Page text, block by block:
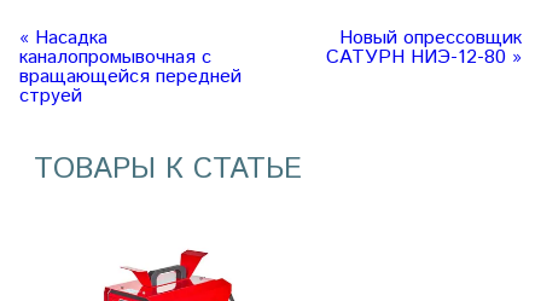
« Насадка
каналопромывочная с
вращающейся передней
струей
Новый опрессовщик
САТУРН НИЭ-12-80 »
ТОВАРЫ К СТАТЬЕ